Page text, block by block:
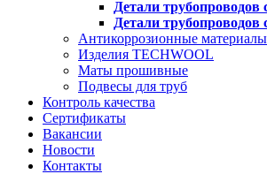
Детали
Детали
Антикоррозионные материалы
Изделия TECHWOOL
Маты прошивные
Подвесы для труб
Контроль качества
Сертификаты
Вакансии
Новости
Контакты